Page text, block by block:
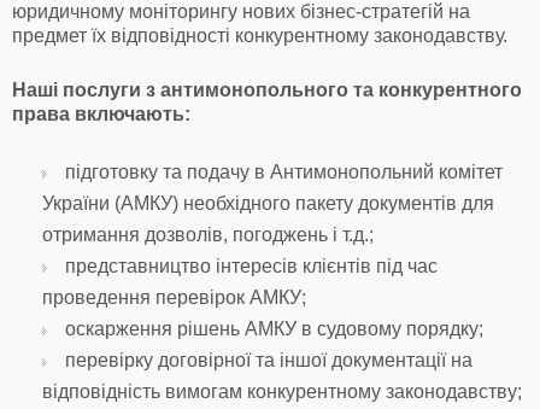
юридичному моніторингу нових бізнес-стратегій на
предмет їх відповідності конкурентному законодавству.
Наші послуги з антимонопольного та конкурентного
права включають:
підготовку та подачу в Антимонопольний комітет
України (АМКУ) необхідного пакету документів для
отримання дозволів, погоджень і т.д.;
представництво інтересів клієнтів під час
проведення перевірок АМКУ;
оскарження рішень АМКУ в судовому порядку;
перевірку договірної та іншої документації на
відповідність вимогам конкурентному законодавству;